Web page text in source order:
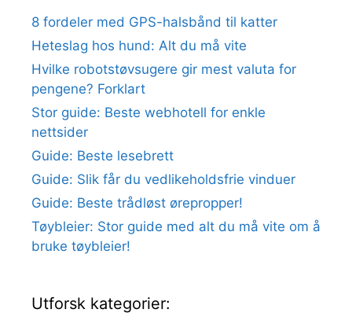
8 fordeler med GPS-halsbånd til katter
Heteslag hos hund: Alt du må vite
Hvilke robotstøvsugere gir mest valuta for
pengene? Forklart
Stor guide: Beste webhotell for enkle
nettsider
Guide: Beste lesebrett
Guide: Slik får du vedlikeholdsfrie vinduer
Guide: Beste trådløst ørepropper!
Tøybleier: Stor guide med alt du må vite om å
bruke tøybleier!
Utforsk kategorier: